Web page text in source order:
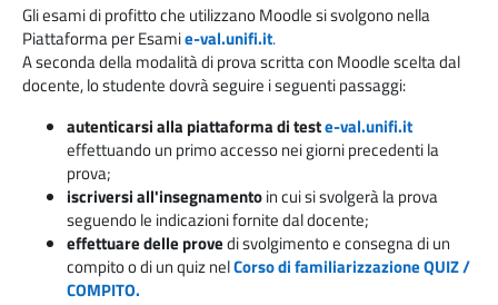
Gli esami di profitto che utilizzano Moodle si svolgono nella
Piattaforma per Esamie-val.unifi.it.
A seconda della modalità di prova scritta con Moodle scelta dal
docente, lo studente dovrà seguire i seguenti passaggi:
autenticarsi alla piattaforma di teste-val.unifi.it
effettuando un primo accesso nei giorni precedenti la
prova;
iscriversi all'insegnamentoin cui si svolgerà la prova
seguendo le indicazioni fornite dal docente;
effettuare delle provedi svolgimento e consegna di un
compito o di un quiz nelCorso di familiarizzazione QUIZ /
COMPITO.